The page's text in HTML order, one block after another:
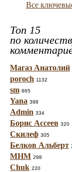
Все
Топ 15
по
Магаз Анатолий
poroch 1132
sm 865
Yana 398
Admin 334
Борис Ассеев 320
Скилеф 305
Белков Альберт
МНМ 298
Chuk 220